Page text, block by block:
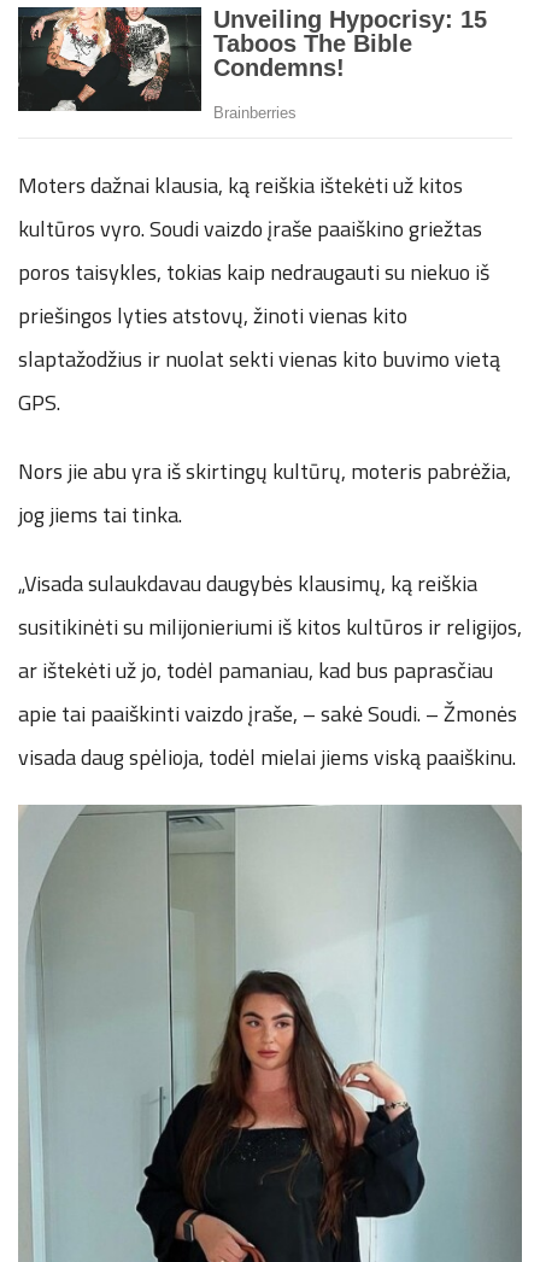
Moters dažnai klausia, ką reiškia ištekėti už kitos
kultūros vyro. Soudi vaizdo įraše paaiškino griežtas
poros taisykles, tokias kaip nedraugauti su niekuo iš
priešingos lyties atstovų, žinoti vienas kito
slaptažodžius ir nuolat sekti vienas kito buvimo vietą
GPS.
Nors jie abu yra iš skirtingų kultūrų, moteris pabrėžia,
jog jiems tai tinka.
„Visada sulaukdavau daugybės klausimų, ką reiškia
susitikinėti su milijonieriumi iš kitos kultūros ir religijos,
ar ištekėti už jo, todėl pamaniau, kad bus paprasčiau
apie tai paaiškinti vaizdo įraše, – sakė Soudi. – Žmonės
visada daug spėlioja, todėl mielai jiems viską paaiškinu.